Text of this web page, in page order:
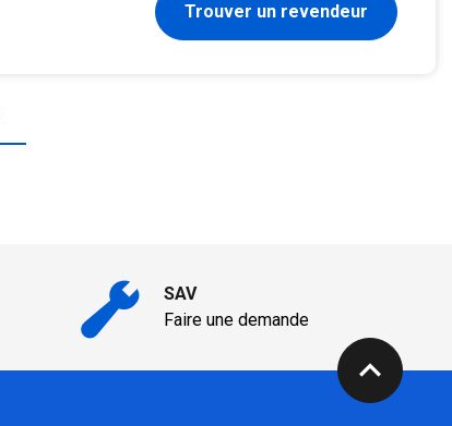
Trouver un revendeur
SAV
Faire une demande
expand_less